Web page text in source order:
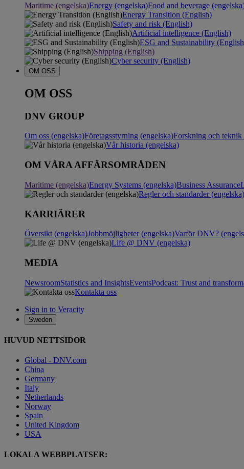
Maritime (engelska)Energy (engelska)Food and beverage
Energy Transition (English)
Safety and risk (English)
Artificial intelligence (English)
ESG and Sustainability
Shipping (English)
Cyber security (English)
OM OSS
OM OSS
DNV GROUP
Om oss (engelska)Företagsstyrning (engelska)Forskning och teknik
Vår historia (engelska)
OM VÅRA AFFÄRSOMRÅDEN
Maritime (engelska)Energy Systems (engelska)Business Assurance
Regler och standarder (engelska)
KARRIÄRER
Översikt (engelska)Jobbmöjligheter (engelska)Varför DNV?
Life @ DNV (engelska)
MEDIA
NewsroomStatistics and InsightsEventsPodcast: Trust and
Kontakta oss
Sign in to Veracity
Sweden
HUVUD NETTSIDOR
Global - DNV.com
China
Germany
Italy
Netherlands
Norway
Spain
United Kingdom
USA
LOKALA WEBBPLATSER: